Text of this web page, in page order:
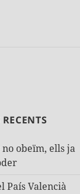
obeïm, ells ja
País Valencià